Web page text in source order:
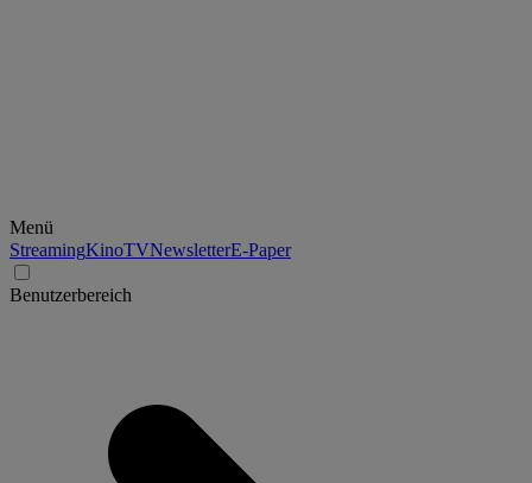
Menü
StreamingKinoTVNewsletterE-Paper
Benutzerbereich